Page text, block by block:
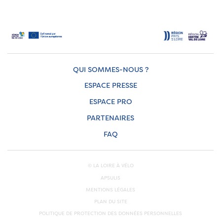
QUI SOMMES-NOUS ?
ESPACE PRESSE
ESPACE PRO
PARTENAIRES
FAQ
© LA LOIRE À VÉLO
APSULIS
MENTIONS LÉGALES
PLAN DU SITE
POLITIQUE DE PROTECTION DES DONNÉES PERSONNELLES